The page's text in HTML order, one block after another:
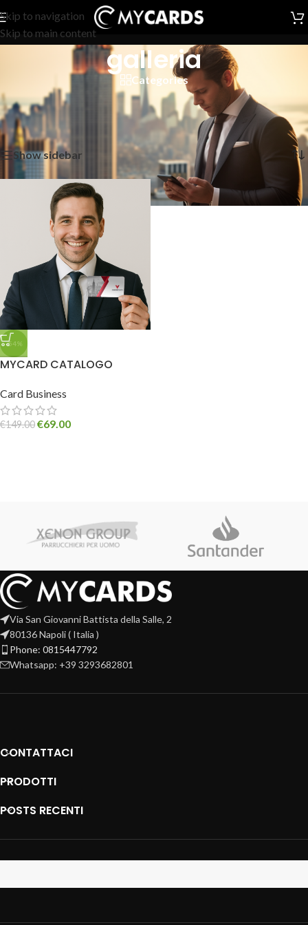
Skip to navigation
Skip to main content
galleria
Categories
galleria
Home Prodotti taggati “galleria” Visualizzazione del risultato
Show sidebar
-54%
MYCARD CATALOGO
Card Business
€149.00€69.00
Via San Giovanni Battista della Salle, 2
80136 Napoli ( Italia )
Phone: 0815447792
Whatsapp: +39 3293682801
CONTATTACI
PRODOTTI
POSTS RECENTI